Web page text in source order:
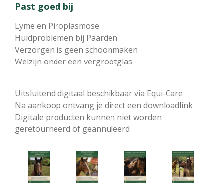
Past goed bij
Lyme en Piroplasmose
Huidproblemen bij Paarden
Verzorgen is geen schoonmaken
Welzijn onder een vergrootglas
Uitsluitend digitaal beschikbaar via Equi-Care
Na aankoop ontvang je direct een downloadlink
Digitale producten kunnen niet worden
geretourneerd of geannuleerd